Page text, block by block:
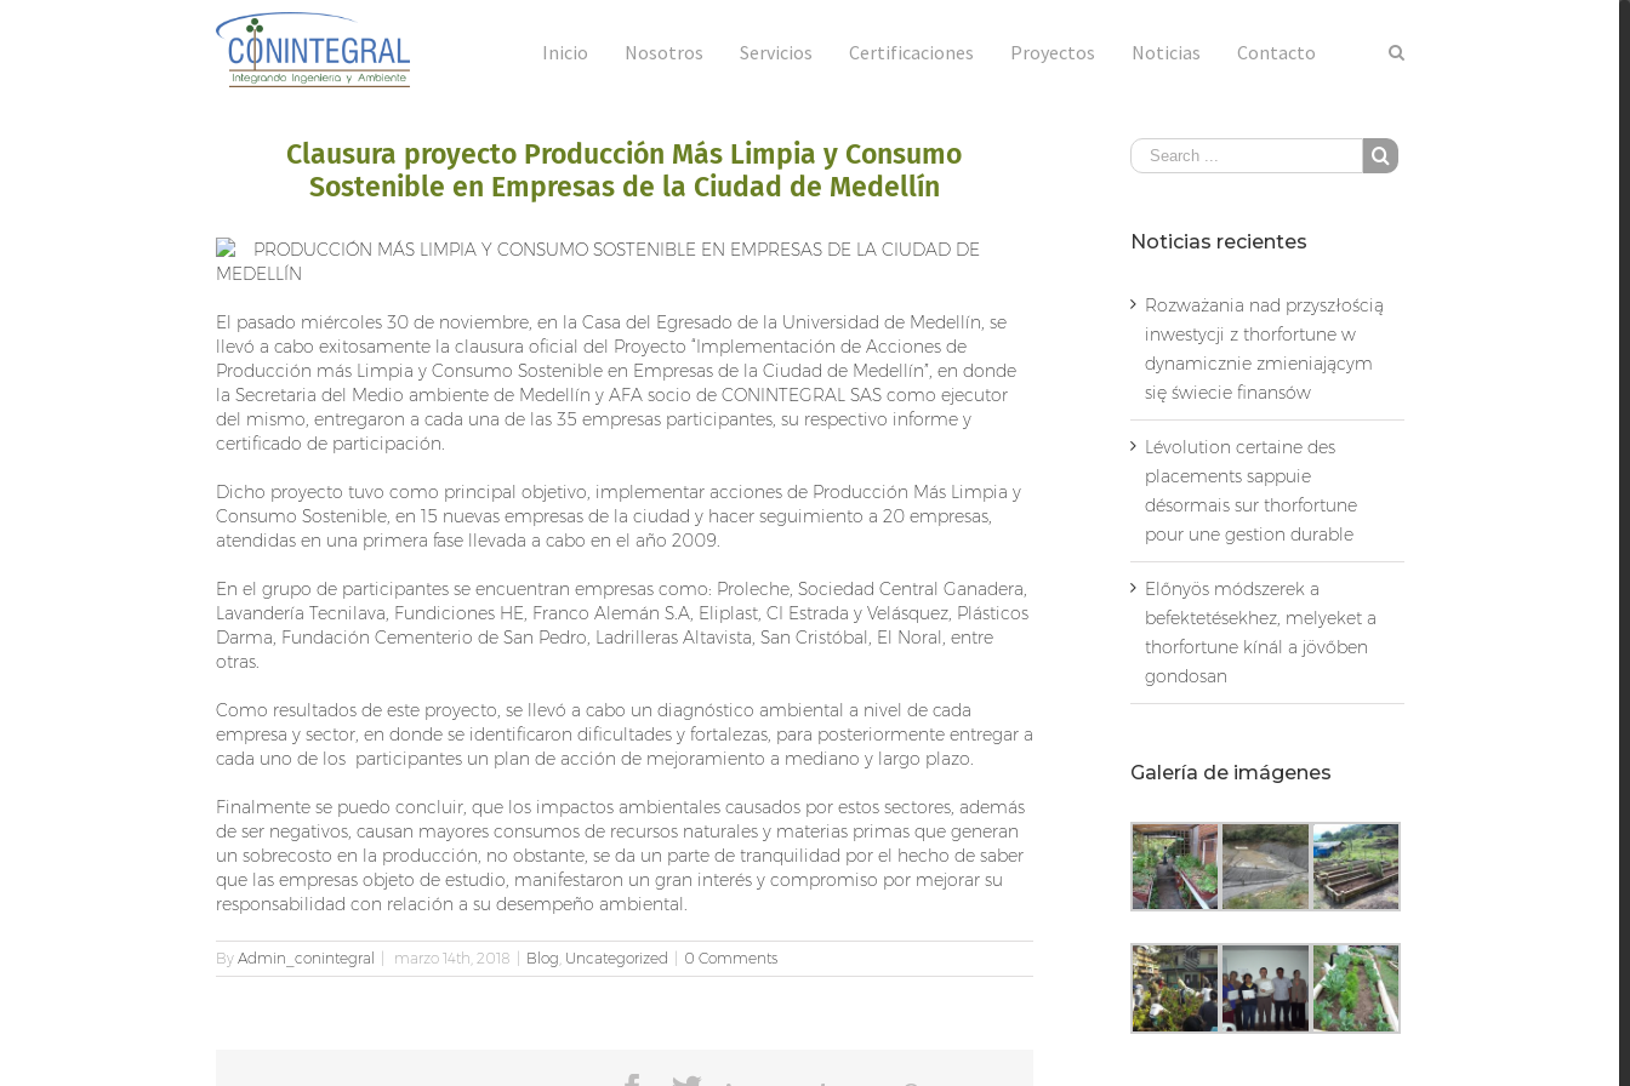
Inicio Nosotros Servicios Certificaciones Proyectos Noticias Contacto
Clausura proyecto Producción Más Limpia y Consumo
Sostenible en Empresas de la Ciudad de Medellín
PRODUCCIÓN MÁS LIMPIA Y CONSUMO SOSTENIBLE EN EMPRESAS DE LA CIUDAD DE
MEDELLÍN
El pasado miércoles 30 de noviembre, en la Casa del Egresado de la Universidad de Medellín, se
llevó a cabo exitosamente la clausura oficial del Proyecto “Implementación de Acciones de
Producción más Limpia y Consumo Sostenible en Empresas de la Ciudad de Medellín”, en donde
la Secretaria del Medio ambiente de Medellín y AFA socio de CONINTEGRAL SAS como ejecutor
del mismo, entregaron a cada una de las 35 empresas participantes, su respectivo informe y
certificado de participación.
Dicho proyecto tuvo como principal objetivo, implementar acciones de Producción Más Limpia y
Consumo Sostenible, en 15 nuevas empresas de la ciudad y hacer seguimiento a 20 empresas,
atendidas en una primera fase llevada a cabo en el año 2009.
En el grupo de participantes se encuentran empresas como: Proleche, Sociedad Central Ganadera,
Lavandería Tecnilava, Fundiciones HE, Franco Alemán S.A, Eliplast, CI Estrada y Velásquez, Plásticos
Darma, Fundación Cementerio de San Pedro, Ladrilleras Altavista, San Cristóbal, El Noral, entre
otras.
Como resultados de este proyecto, se llevó a cabo un diagnóstico ambiental a nivel de cada
empresa y sector, en donde se identificaron dificultades y fortalezas, para posteriormente entregar a
cada uno de los participantes un plan de acción de mejoramiento a mediano y largo plazo.
Finalmente se puedo concluir, que los impactos ambientales causados por estos sectores, además
de ser negativos, causan mayores consumos de recursos naturales y materias primas que generan
un sobrecosto en la producción, no obstante, se da un parte de tranquilidad por el hecho de saber
que las empresas objeto de estudio, manifestaron un gran interés y compromiso por mejorar su
responsabilidad con relación a su desempeño ambiental.
By Admin_conintegral marzo 14th, 2018 Blog Uncategorized 0 Comments
Noticias recientes
Rozważania nad przyszłością
inwestycji z thorfortune w
dynamicznie zmieniającym
się świecie finansów
Lévolution certaine des
placements sappuie
désormais sur thorfortune
pour une gestion durable
Előnyös módszerek a
befektetésekhez, melyeket a
thorfortune kínál a jövőben
gondosan
Galería de imágenes